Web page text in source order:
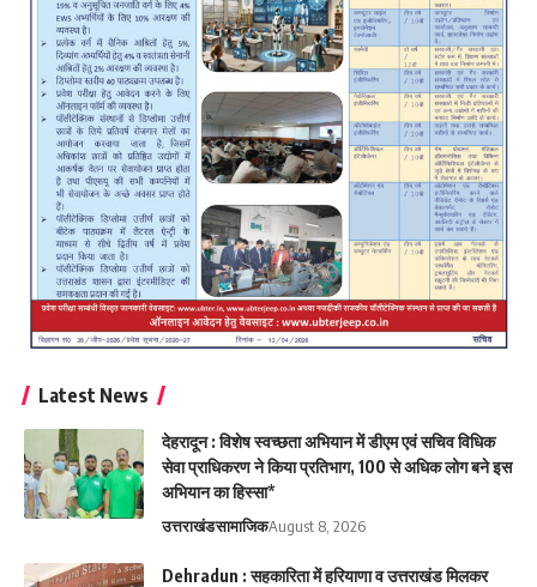
Latest News
देहरादून : विशेष स्वच्छता अभियान में डीएम एवं सचिव विधिक
सेवा प्राधिकरण ने किया प्रतिभाग, 100 से अधिक लोग बने इस
अभियान का हिस्सा*
उत्तराखंडसामाजिकAugust 8, 2026
Dehradun : सहकारिता में हरियाणा व उत्तराखंड मिलकर